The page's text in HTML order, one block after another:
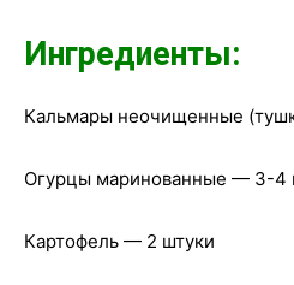
Ингредиенты:
Кальмары неочищенные
Огурцы маринованные — 3-4
Картофель — 2 штуки